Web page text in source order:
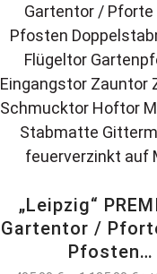
„Leipzig“
Gartentor /
Pfosten